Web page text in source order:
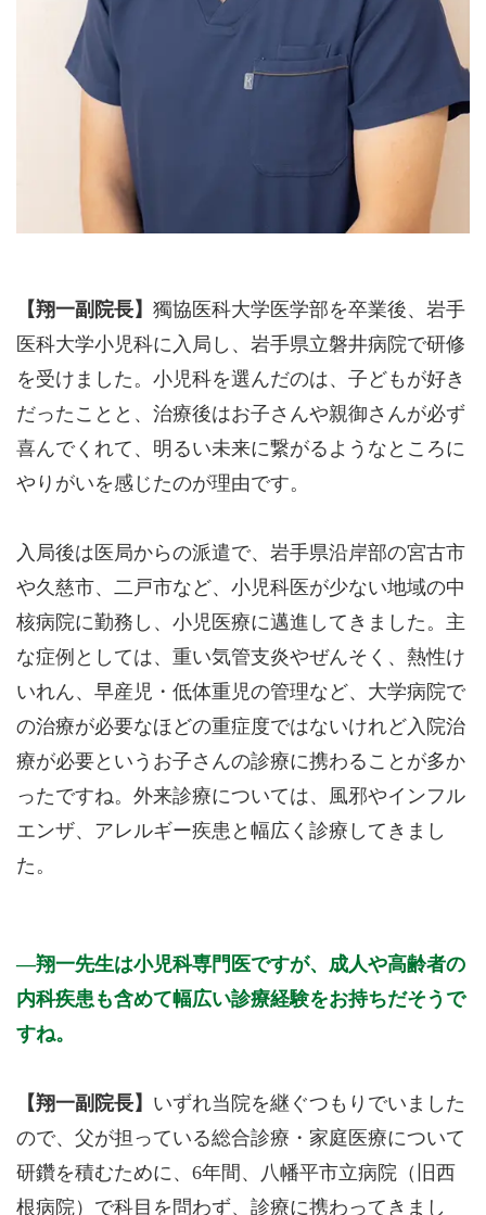
【翔一副院長】 獨協医科大学医学部を卒業後、岩手
医科大学小児科に入局し、岩手県立磐井病院で研修
を受けました。小児科を選んだのは、子どもが好き
だったことと、治療後はお子さんや親御さんが必ず
喜んでくれて、明るい未来に繋がるようなところに
やりがいを感じたのが理由です。
入局後は医局からの派遣で、岩手県沿岸部の宮古市
や久慈市、二戸市など、小児科医が少ない地域の中
核病院に勤務し、小児医療に邁進してきました。主
な症例としては、重い気管支炎やぜんそく、熱性け
いれん、早産児・低体重児の管理など、大学病院で
の治療が必要なほどの重症度ではないけれど入院治
療が必要というお子さんの診療に携わることが多か
ったですね。外来診療については、風邪やインフル
エンザ、アレルギー疾患と幅広く診療してきまし
た。
翔一先生は小児科専門医ですが、成人や高齢者の
内科疾患も含めて幅広い診療経験をお持ちだそうで
すね。
【翔一副院長】 いずれ当院を継ぐつもりでいました
ので、父が担っている総合診療・家庭医療について
研鑽を積むために、6年間、八幡平市立病院（旧西
根病院）で科目を問わず、診療に携わってきまし